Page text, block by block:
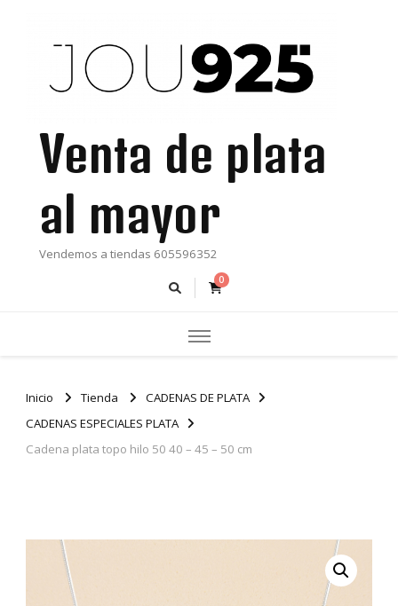
Venta de plata
al mayor
Vendemos a tiendas 605596352
0
Inicio Tienda
CADENAS DE PLATA
CADENAS ESPECIALES PLATA
Cadena plata topo hilo 50 40 – 45 – 50 cm